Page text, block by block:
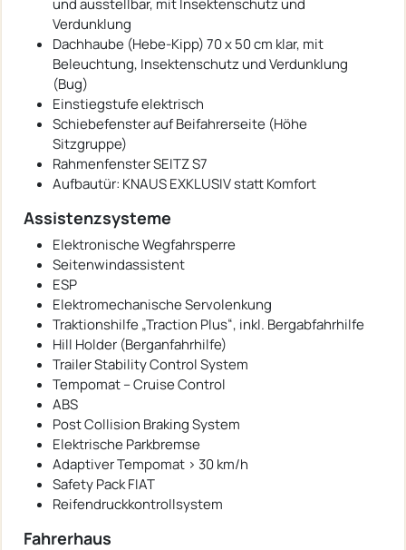
Verdunklung
Dachhaube (Hebe-Kipp) 70 x 50 cm klar, mit
Beleuchtung, Insektenschutz und Verdunklung
(Bug)
Einstiegstufe elektrisch
Schiebefenster auf Beifahrerseite (Höhe
Sitzgruppe)
Rahmenfenster SEITZ S7
Aufbautür: KNAUS EXKLUSIV statt Komfort
Assistenzsysteme
Elektronische Wegfahrsperre
Seitenwindassistent
ESP
Elektromechanische Servolenkung
Traktionshilfe „Traction Plus“, inkl. Bergabfahrhilfe
Hill Holder (Berganfahrhilfe)
Trailer Stability Control System
Tempomat – Cruise Control
ABS
Post Collision Braking System
Elektrische Parkbremse
Adaptiver Tempomat > 30 km/h
Safety Pack FIAT
Reifendruckkontrollsystem
Fahrerhaus